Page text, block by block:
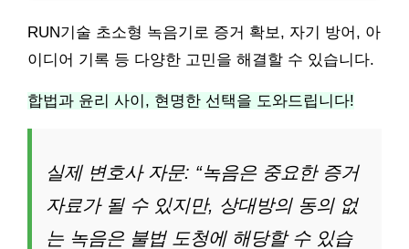
RUN기술 초소형 녹음기로 증거 확보, 자기 방어, 아
이디어 기록 등 다양한 고민을 해결할 수 있습니다.
합법과 윤리 사이, 현명한 선택을 도와드립니다!
실제 변호사 자문: “녹음은 중요한 증거
자료가 될 수 있지만, 상대방의 동의 없
는 녹음은 불법 도청에 해당할 수 있습